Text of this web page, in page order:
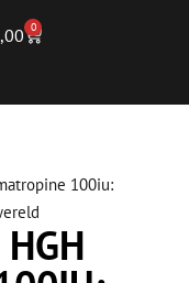
0
100iu: